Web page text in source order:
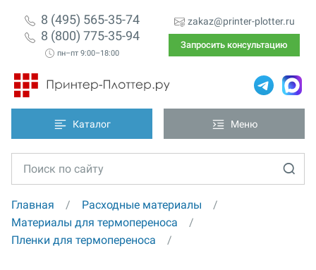
8 (495) 565-35-74
8 (800) 775-35-94
пн–пт 9:00–18:00
zakaz@printer-plotter.ru
Запросить консультацию
Каталог Меню
Главная
Расходные материалы
Материалы для термопереноса
Пленки для термопереноса